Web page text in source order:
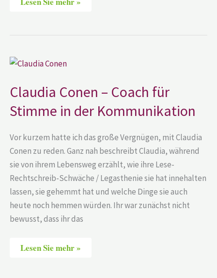
Claudia Conen – Coach für
Stimme in der Kommunikation
Vor kurzem hatte ich das große Vergnügen, mit Claudia
Conen zu reden. Ganz nah beschreibt Claudia, während
sie von ihrem Lebensweg erzählt, wie ihre Lese-
Rechtschreib-Schwäche / Legasthenie sie hat innehalten
lassen, sie gehemmt hat und welche Dinge sie auch
heute noch hemmen würden. Ihr war zunächst nicht
bewusst, dass ihr das
Claudia
Conen
Coach
für
Stimme
in
der
Lesen Sie mehr »